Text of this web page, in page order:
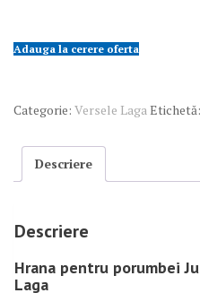
Adauga la cerere oferta
Categorie: Versele LagaEtichetă:
Descriere
Descriere
Hrana pentru porumbei
Laga